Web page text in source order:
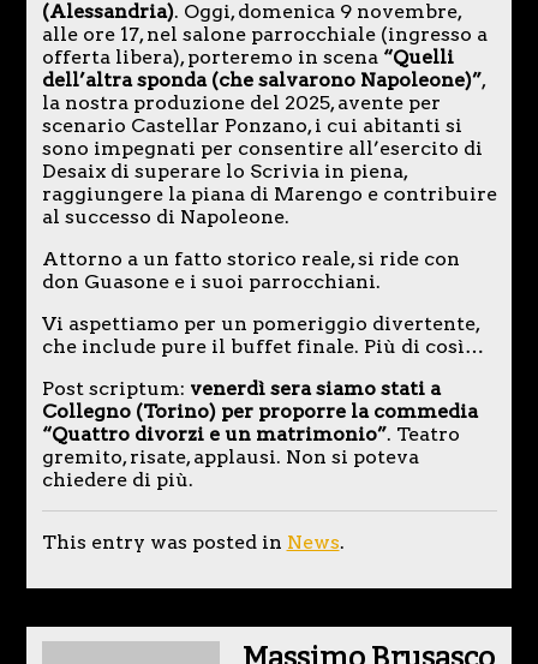
(Alessandria). Oggi, domenica 9 novembre,
alle ore 17, nel salone parrocchiale (ingresso a
offerta libera), porteremo in scena “Quelli
dell’altra sponda (che salvarono Napoleone)”,
la nostra produzione del 2025, avente per
scenario Castellar Ponzano, i cui abitanti si
sono impegnati per consentire all’esercito di
Desaix di superare lo Scrivia in piena,
raggiungere la piana di Marengo e contribuire
al successo di Napoleone.
Attorno a un fatto storico reale, si ride con
don Guasone e i suoi parrocchiani.
Vi aspettiamo per un pomeriggio divertente,
che include pure il buffet finale. Più di così…
Post scriptum: venerdì sera siamo stati a
Collegno (Torino) per proporre la commedia
“Quattro divorzi e un matrimonio”. Teatro
gremito, risate, applausi. Non si poteva
chiedere di più.
This entry was posted in News.